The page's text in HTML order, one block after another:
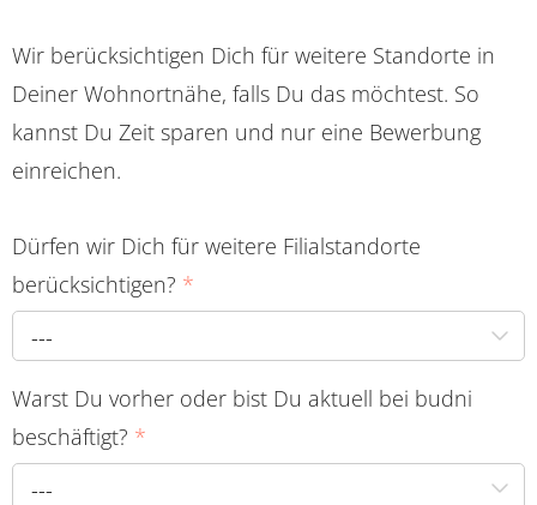
Wir berücksichtigen Dich für weitere Standorte in
Deiner Wohnortnähe, falls Du das möchtest. So
kannst Du Zeit sparen und nur eine Bewerbung
einreichen.
Dürfen wir Dich für weitere Filialstandorte
berücksichtigen? *
---
Warst Du vorher oder bist Du aktuell bei budni
beschäftigt? *
---